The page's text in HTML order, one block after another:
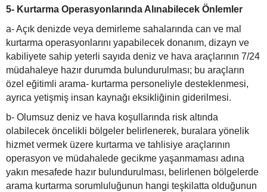
5- Kurtarma Operasyonlarında Alınabilecek Önlemler
a- Açık denizde veya demirleme sahalarında can ve mal
kurtarma operasyonlarını yapabilecek donanım, dizayn ve
kabiliyete sahip yeterli sayıda deniz ve hava araçlarının 7/24
müdahaleye hazır durumda bulundurulması; bu araçların
özel eğitimli arama- kurtarma personeliyle desteklenmesi,
ayrıca yetişmiş insan kaynağı eksikliğinin giderilmesi.
b- Olumsuz deniz ve hava koşullarında risk altında
olabilecek öncelikli bölgeler belirlenerek, buralara yönelik
hizmet vermek üzere kurtarma ve tahlisiye araçlarının
operasyon ve müdahalede gecikme yaşanmaması adına
yakın mesafede hazır bulundurulması, belirlenen bölgelerde
arama kurtarma sorumluluğunun hangi teşkilatta olduğunun